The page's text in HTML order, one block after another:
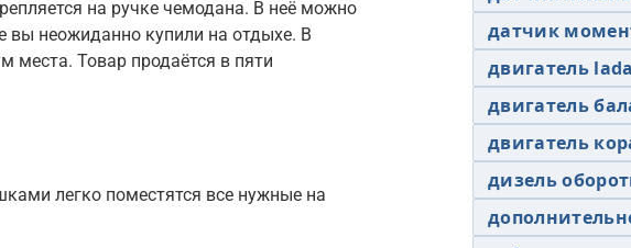
на ручке чемодана. В неё можно
вы неожиданно купили на отдыхе. В
Товар продаётся в пяти
легко поместятся все нужные на
датчик
двигатель
двигатель
двигатель
дизель